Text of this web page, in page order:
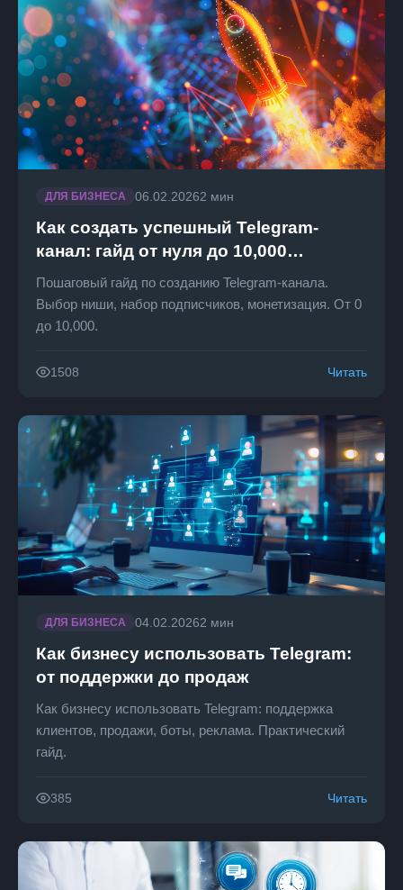
ДЛЯ БИЗНЕСА 06.02.20262 мин
Как создать успешный Telegram-
канал: гайд от нуля до 10,000
подписчиков
Пошаговый гайд по созданию Telegram-канала.
Выбор ниши, набор подписчиков, монетизация. От 0
до 10,000.
1508 Читать
ДЛЯ БИЗНЕСА 04.02.20262 мин
Как бизнесу использовать Telegram:
от поддержки до продаж
Как бизнесу использовать Telegram: поддержка
клиентов, продажи, боты, реклама. Практический
гайд.
385 Читать